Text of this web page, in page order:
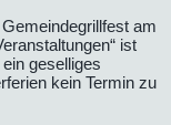
am
ist
geselliges
kein Termin zu